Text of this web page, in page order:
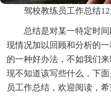
驾校教练员工作总结
总结是对某一特定时
现情况加以回顾和分析的
的一种好办法，不如我们
现不知道该写些什么，下
员工作总结，欢迎阅读，希